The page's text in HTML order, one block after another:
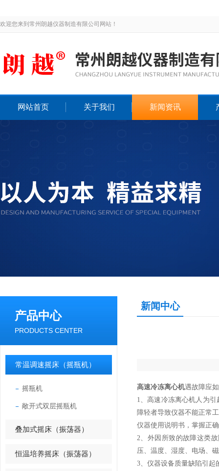
欢迎您来到常州朗越仪器制造有限公司网站！
网站首页 关于我们 新闻资讯
产品中心
PRODUCTS CENTER
常温调速摇床（摇瓶机）
摇瓶机
敞开式双层摇瓶机
叠加式摇床（振荡器）
恒温培养摇床（振荡器）
新闻中心
高速冷冻离心机遇故障应
1、高速冷冻离心机人为
障轻者导致仪器不能正常
仪器使用说明书，掌握正
2、外因所致的故障这类
压、温度、湿度、电场、
3、仪器设备质量缺陷引